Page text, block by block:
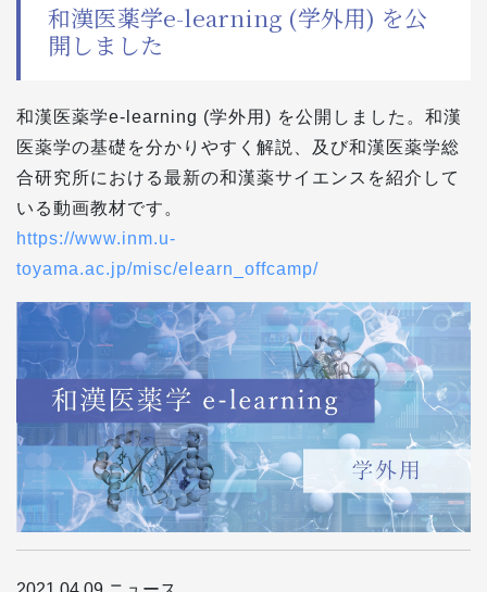
和漢医薬学e-learning (学外用) を公
開しました
和漢医薬学e-learning (学外用) を公開しました。和漢
医薬学の基礎を分かりやすく解説、及び和漢医薬学総
合研究所における最新の和漢薬サイエンスを紹介して
いる動画教材です。
https://www.inm.u-
toyama.ac.jp/misc/elearn_offcamp/